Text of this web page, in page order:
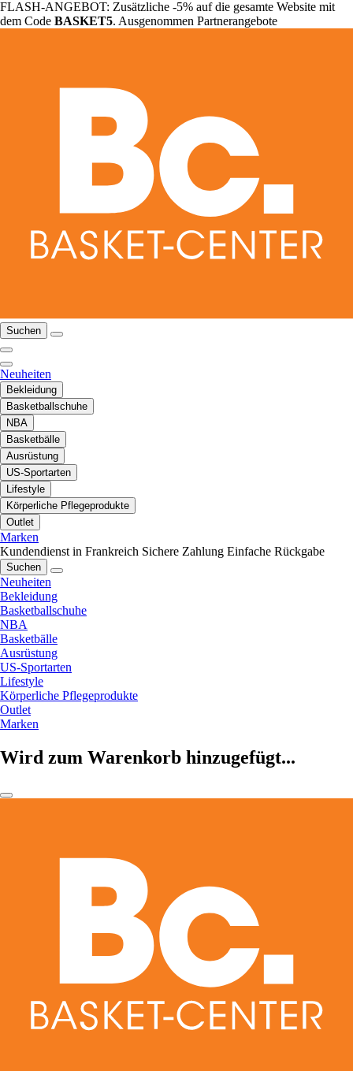
FLASH-ANGEBOT: Zusätzliche -5% auf die gesamte Website mit
dem Code BASKET5. Ausgenommen Partnerangebote
Suchen
Neuheiten
Bekleidung
Basketballschuhe
NBA
Basketbälle
Ausrüstung
US-Sportarten
Lifestyle
Körperliche Pflegeprodukte
Outlet
Marken
Kundendienst in Frankreich Sichere Zahlung Einfache Rückgabe
Suchen
Neuheiten
Bekleidung
Basketballschuhe
NBA
Basketbälle
Ausrüstung
US-Sportarten
Lifestyle
Körperliche Pflegeprodukte
Outlet
Marken
Wird zum Warenkorb hinzugefügt...